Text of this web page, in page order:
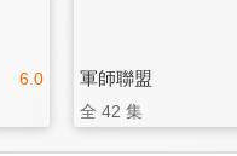
6.0 軍師聯盟
全 42 集